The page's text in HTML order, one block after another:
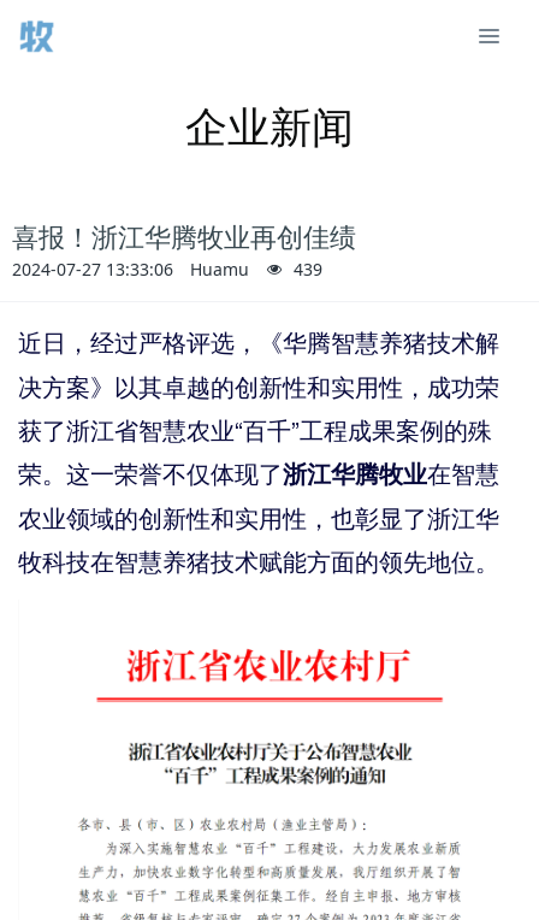
企业新闻
喜报！浙江华腾牧业再创佳绩
2024-07-27 13:33:06 Huamu 439
近日 ， 经过严格评选，《华腾智慧养猪技术解
决方案》以其卓越的创新性和实用性，成功荣
获了浙江省智慧农业“百千”工程成果案例的殊
荣。 这一荣誉不仅体现了浙江华腾牧业在智慧
农业领域的创新性和实用性，也彰显了浙江华
牧科技在智慧养猪技术赋能方面的领先地位。